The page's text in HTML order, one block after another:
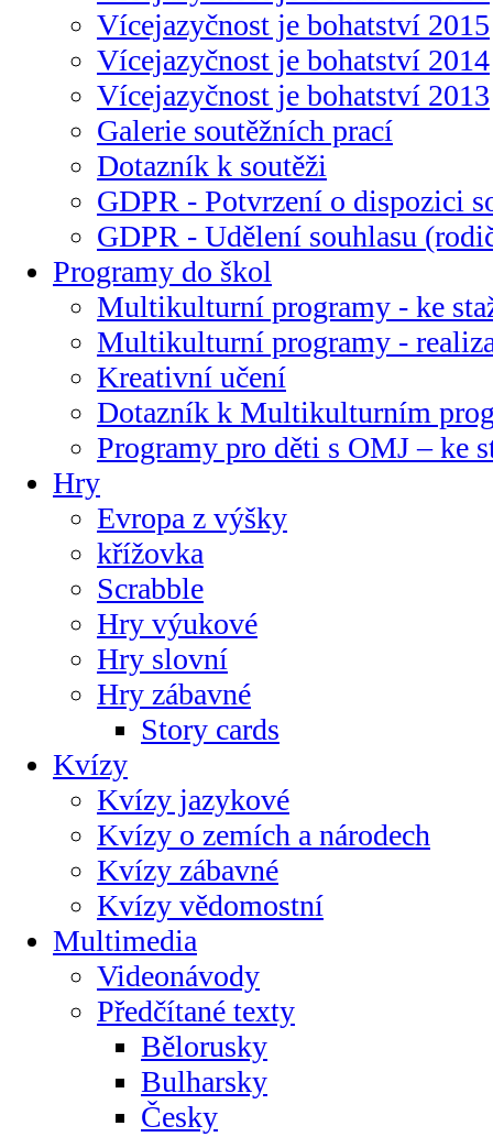
Vícejazyčnost je bohatství 2015
Vícejazyčnost je bohatství 2014
Vícejazyčnost je bohatství 2013
Galerie soutěžních prací
Dotazník k soutěži
GDPR - Potvrzení o dispozici
GDPR - Udělení souhlasu
Programy do škol
Multikulturní programy - ke
Multikulturní programy -
Kreativní učení
Dotazník k Multikulturním
Programy pro děti s OMJ – ke
Hry
Evropa z výšky
křížovka
Scrabble
Hry výukové
Hry slovní
Hry zábavné
Story cards
Kvízy
Kvízy jazykové
Kvízy o zemích a národech
Kvízy zábavné
Kvízy vědomostní
Multimedia
Videonávody
Předčítané texty
Bělorusky
Bulharsky
Česky